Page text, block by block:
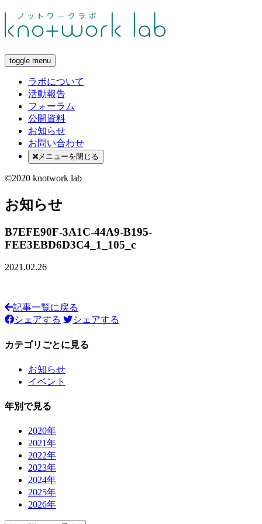
toggle menu
ラボについて
活動報告
フォーラム
公開資料
お知らせ
お問い合わせ
メニューを閉じる
©2020 knotwork lab
お知らせ
B7EFE90F-3A1C-44A9-B195-
FEE3EBD6D3C4_1_105_c
2021.02.26
記事一覧に戻る
シェアする
シェアする
カテゴリごとに見る
お知らせ
イベント
年別で見る
2020年
2021年
2022年
2023年
2024年
2025年
2026年